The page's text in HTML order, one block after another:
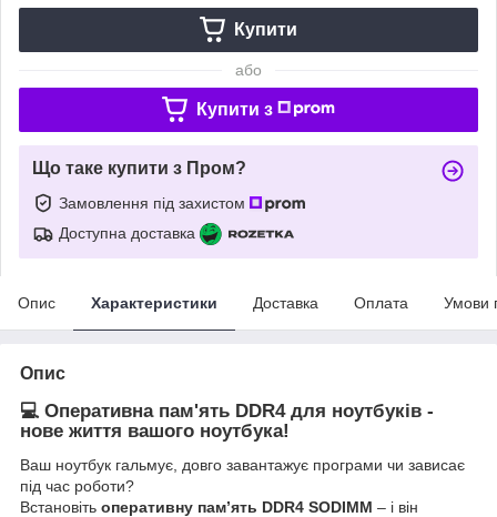
Купити
або
Купити з
Що таке купити з Пром?
Замовлення під захистом
Доступна доставка
Опис Характеристики Доставка Оплата Умови
Опис
💻 Оперативна пам'ять DDR4 для ноутбуків -
нове життя вашого ноутбука!
Ваш ноутбук гальмує, довго завантажує програми чи зависає
під час роботи?
Встановіть оперативну пам’ять DDR4 SODIMM – і він